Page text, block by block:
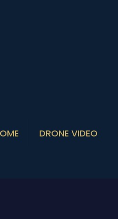
DRONE VIDEO